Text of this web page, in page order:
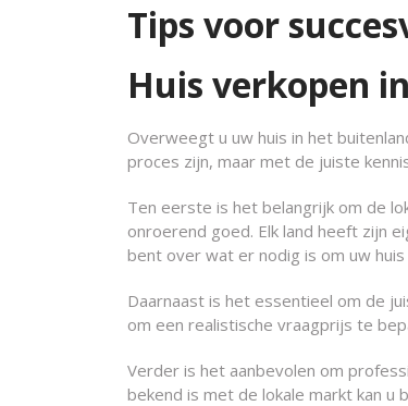
Tips voor
Huis verkopen
Overweegt u uw huis in het
proces zijn, maar met de juiste
Ten eerste is het belangrijk om de
onroerend goed. Elk land heeft zijn
bent over wat er nodig is om uw
Daarnaast is het essentieel om de
om een realistische vraagprijs te
Verder is het aanbevolen om
bekend is met de lokale markt kan